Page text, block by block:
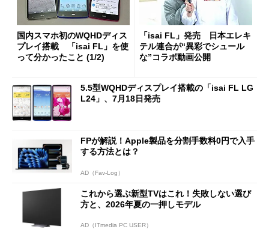
国内スマホ初のWQHDディス
プレイ搭載 「isai FL」を使
って分かったこと (1/2)
「isai FL」発売 日本エレキ
テル連合が“異彩でシュール
な”コラボ動画公開
5.5型WQHDディスプレイ搭載の「isai FL LG
L24」、7月18日発売
FPが解説！Apple製品を分割手数料0円で入手
する方法とは？
AD（Fav-Log）
これから選ぶ新型TVはこれ！失敗しない選び
方と、2026年夏の一押しモデル
AD（ITmedia PC USER）